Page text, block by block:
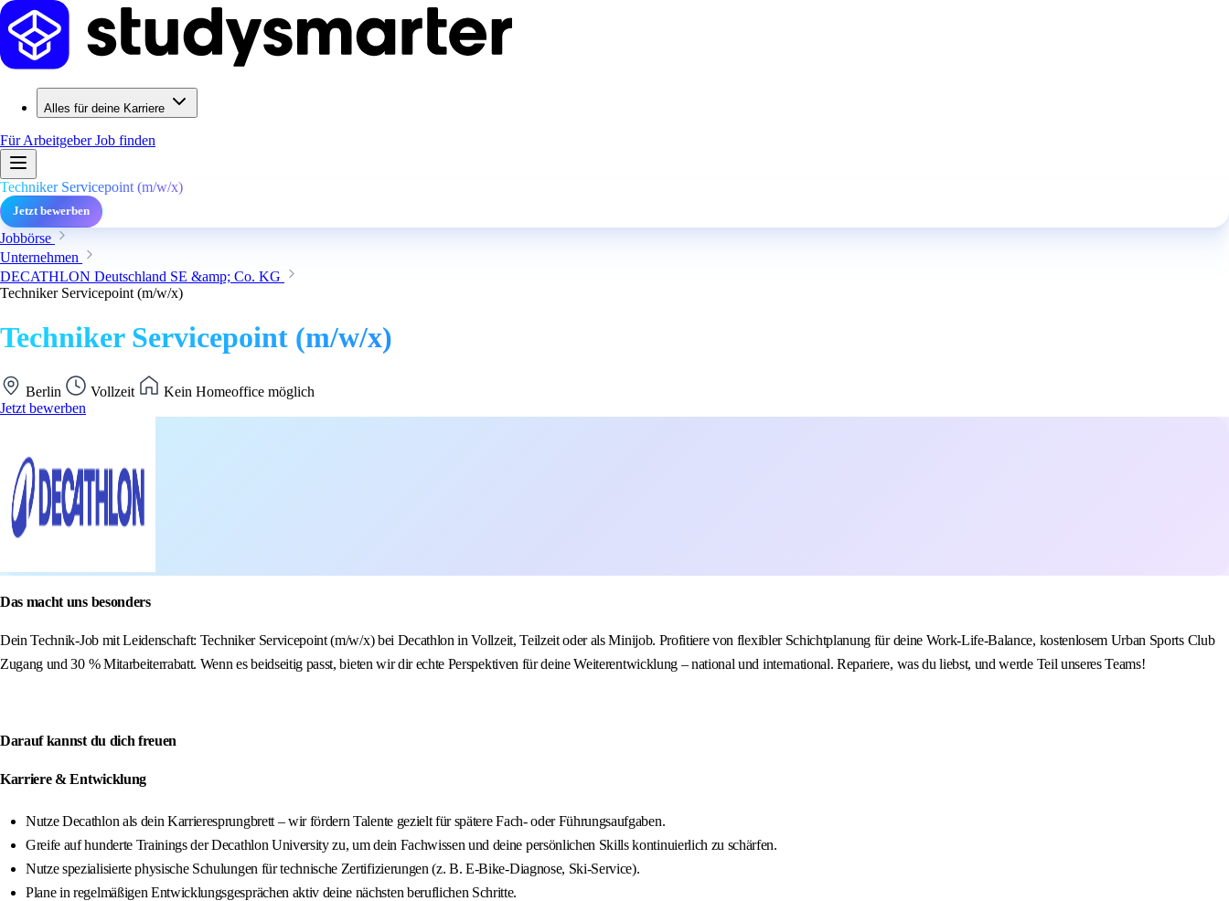
Alles für deine Karriere
Für ArbeitgeberJob finden
Techniker Servicepoint (m/w/x)
Jetzt bewerben
Jobbörse
Unternehmen
DECATHLON Deutschland SE &amp; Co. KG
Techniker Servicepoint (m/w/x)
Techniker Servicepoint (m/w/x)
Berlin Vollzeit
Kein Homeoffice möglich
Jetzt bewerben
Das macht uns besonders
Dein Technik-Job mit Leidenschaft: Techniker Servicepoint (m/w/x) bei Decathlon in Vollzeit, Teilzeit oder als Minijob. Profitiere von flexibler Schichtplanung für deine Work-Life-Balance, kostenlosem Urban Sports Club
Zugang und 30 % Mitarbeiterrabatt. Wenn es beidseitig passt, bieten wir dir echte Perspektiven für deine Weiterentwicklung – national und international. Repariere, was du liebst, und werde Teil unseres Teams!
Darauf kannst du dich freuen
Karriere & Entwicklung
Nutze Decathlon als dein Karrieresprungbrett – wir fördern Talente gezielt für spätere Fach- oder Führungsaufgaben.
Greife auf hunderte Trainings der Decathlon University zu, um dein Fachwissen und deine persönlichen Skills kontinuierlich zu schärfen.
Nutze spezialisierte physische Schulungen für technische Zertifizierungen (z. B. E-Bike-Diagnose, Ski-Service).
Plane in regelmäßigen Entwicklungsgesprächen aktiv deine nächsten beruflichen Schritte.